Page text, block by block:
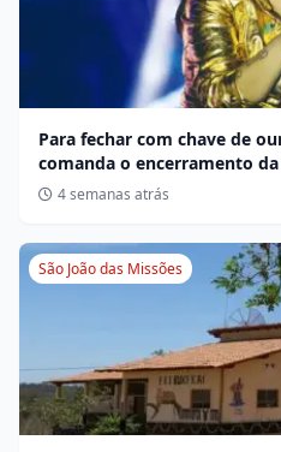
Para fechar com chave de
comanda o encerramento da
Miravânia hoje
4 semanas atrás
São João das Missões